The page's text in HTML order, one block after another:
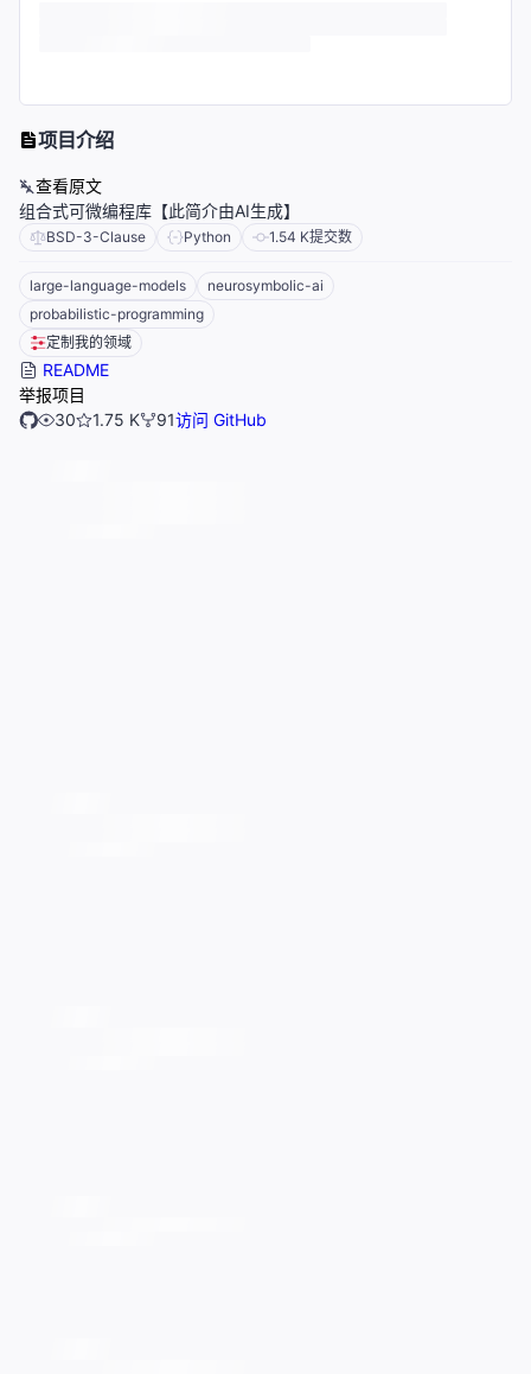
项目介绍
查看原文
组合式可微编程库【此简介由AI生成】
BSD-3-Clause Python 1.54 K提交数
large-language-models
neurosymbolic-ai
probabilistic-programming
定制我的领域
README
举报项目
30
1.75 K 91访问 GitHub